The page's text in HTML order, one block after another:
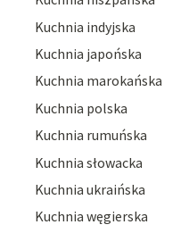
Kuchnia indyjska
Kuchnia japońska
Kuchnia marokańska
Kuchnia polska
Kuchnia rumuńska
Kuchnia słowacka
Kuchnia ukraińska
Kuchnia węgierska